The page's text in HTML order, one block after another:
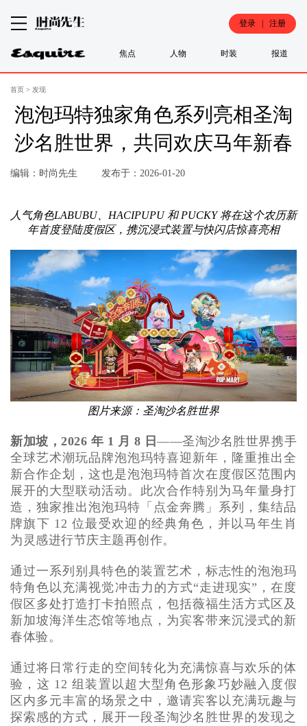
登录 | 注册
焦点 人物 时装 报道
首页 > 发现
泡泡玛特独家角色系列亮相圣淘
沙名胜世界，共同欢庆马年新春
编辑：时尚先生 发布于：2026-01-20
人气角色LABUBU、HACIPUPU 和 PUCKY 将在这个农历新
年首度登陆度假区，携沉浸式装置与快闪店惊喜亮相
图片来源：圣淘沙名胜世界
新加坡，2026 年 1 月 8 日——圣淘沙名胜世界携手
全球艺术潮玩品牌泡泡玛特喜迎新年，隆重推出全
新合作企划，这也是泡泡玛特首次在度假区范围内
展开的大型联动活动。此次合作特别为马年量身打
造，独家推出泡泡玛特「点金奔腾」系列，集结品
牌旗下 12 位最受欢迎的经典角色，并以马年生肖
为灵感进行节庆主题再创作。
通过一系列别具特色的装置艺术，标志性的泡泡玛
特角色以充满视觉冲击力的方式“走进现实”，在度
假区多处打造打卡拍照点，包括薇福生活方式区及
新加坡海洋生态馆等地点，为宾客带来沉浸式的新
春体验。
通过将日常行走的空间转化为充满惊喜与欢乐的体
验，这 12 组装置以超大型角色形象巧妙融入度假
区内多元丰富的场景之中，邀请宾客以充满玩趣与
探索感的方式，展开一段圣淘沙名胜世界的发现之